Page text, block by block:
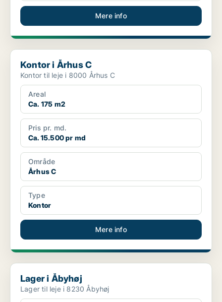
Mere info
Kontor i Århus C
Kontor i Århus C
Kontor til leje i 8000 Århus C
Areal
Ca. 175 m2
Pris pr. md.
Ca. 15.500 pr md
Område
Århus C
Type
Kontor
Mere info
Lager i Åbyhøj
Lager i Åbyhøj
Lager til leje i 8230 Åbyhøj